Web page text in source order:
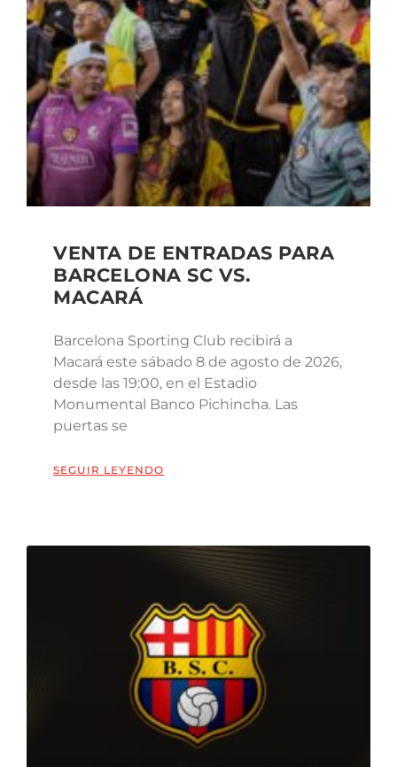
VENTA DE ENTRADAS PARA
BARCELONA SC VS.
MACARÁ
Barcelona Sporting Club recibirá a
Macará este sábado 8 de agosto de 2026,
desde las 19:00, en el Estadio
Monumental Banco Pichincha. Las
puertas se
SEGUIR LEYENDO